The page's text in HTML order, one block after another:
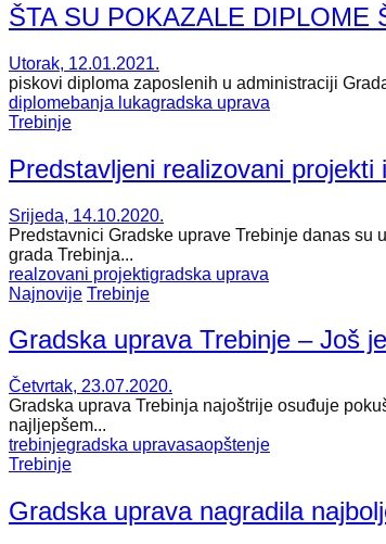
ŠTA SU POKAZALE DIPLOME
Utorak, 12.01.2021.
piskovi diploma zaposlenih u administraciji
diplomebanja lukagradska uprava
Trebinje
Predstavljeni realizovani
Srijeda, 14.10.2020.
Predstavnici Gradske uprave Trebinje danas
grada Trebinja...
realzovani projektigradska uprava
Najnovije Trebinje
Gradska uprava Trebinje – Još
Četvrtak, 23.07.2020.
Gradska uprava Trebinja najoštrije osuđuje
najljepšem...
trebinjegradska upravasaopštenje
Trebinje
Gradska uprava nagradila